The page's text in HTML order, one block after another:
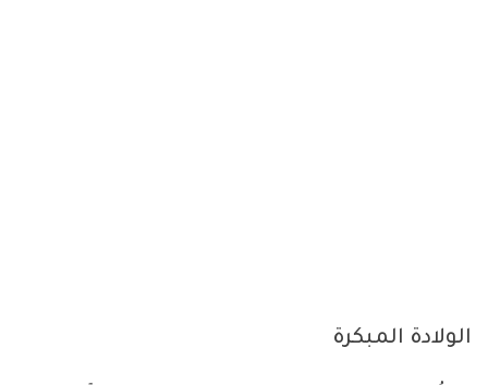
الولادة المبكرة